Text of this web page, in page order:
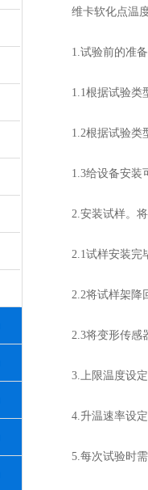
维卡软化点温度
1.试验前的准备
1.1根据试验类型
1.2根据试验类
1.3给设备安装可
2.安装试样。将
2.1试样安装完毕
2.2将试样架降回
2.3将变形传感器
3.上限温度设定
4.升温速率设定
5.每次试验时需